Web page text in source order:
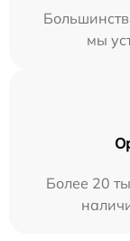
мы
Более 20